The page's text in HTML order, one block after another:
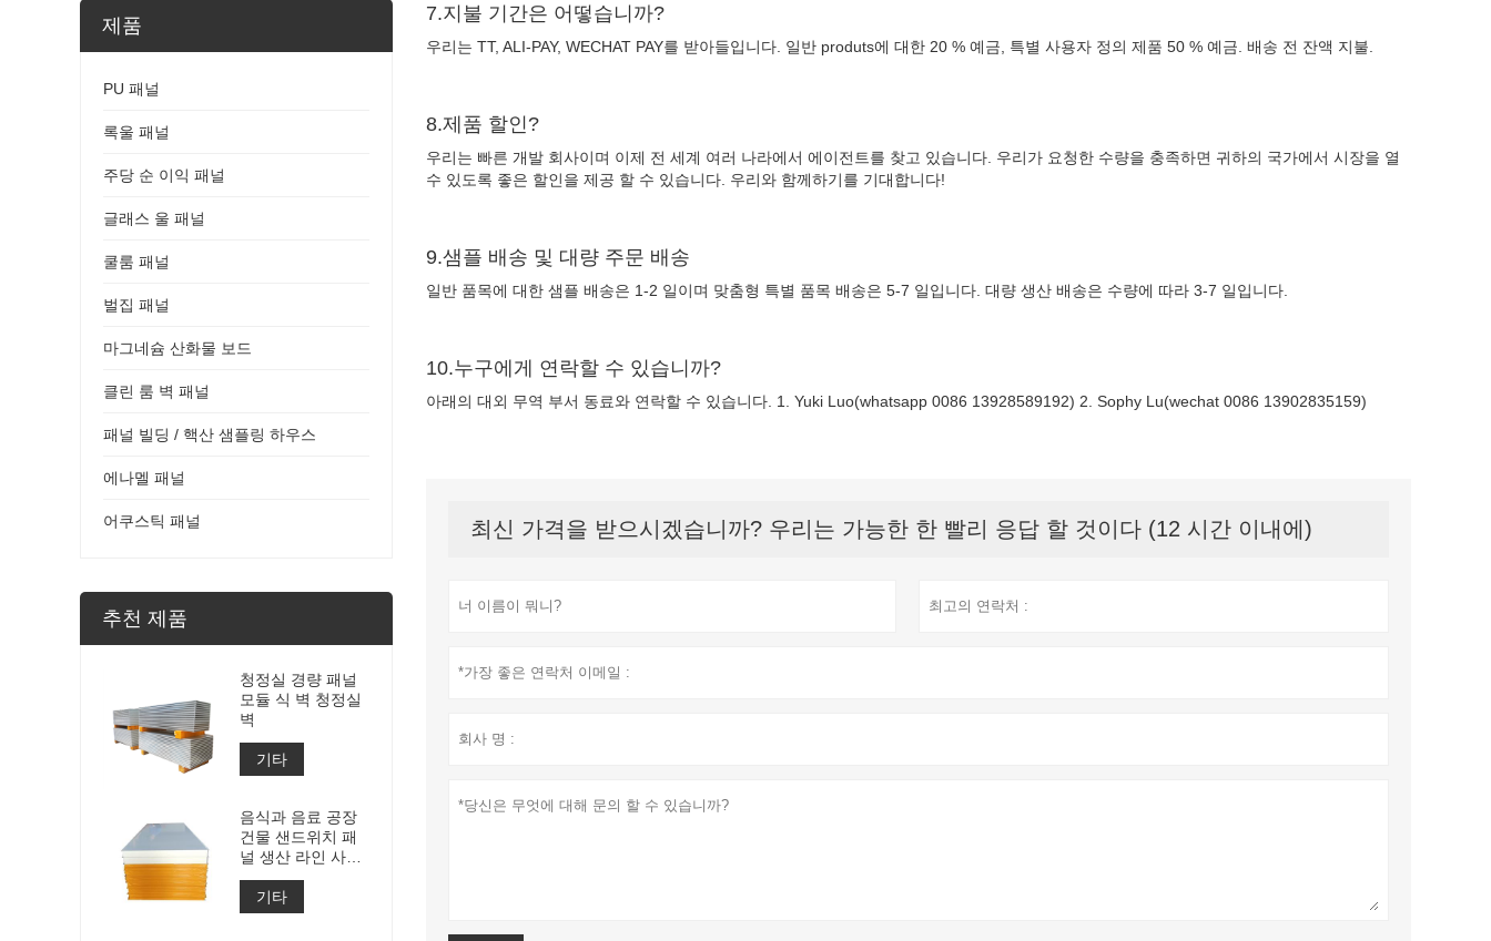
7.지불 기간은 어떻습니까?
우리는 TT, ALI-PAY, WECHAT PAY를 받아들입니다. 일반 produts에 대한 20 % 예금, 특별 사용자 정의 제품 50 % 예금. 배송 전 잔액 지불.
8.제품 할인?
우리는 빠른 개발 회사이며 이제 전 세계 여러 나라에서 에이전트를 찾고 있습니다. 우리가 요청한 수량을 충족하면 귀하의 국가에서 시장을 열
수 있도록 좋은 할인을 제공 할 수 있습니다. 우리와 함께하기를 기대합니다!
9.샘플 배송 및 대량 주문 배송
일반 품목에 대한 샘플 배송은 1-2 일이며 맞춤형 특별 품목 배송은 5-7 일입니다. 대량 생산 배송은 수량에 따라 3-7 일입니다.
10.누구에게 연락할 수 있습니까?
아래의 대외 무역 부서 동료와 연락할 수 있습니다. 1. Yuki Luo(whatsapp 0086 13928589192) 2. Sophy Lu(wechat 0086 13902835159)
최신 가격을 받으시겠습니까? 우리는 가능한 한 빨리 응답 할 것이다 (12 시간 이내에)
제품
PU 패널
록울 패널
주당 순 이익 패널
글래스 울 패널
쿨룸 패널
벌집 패널
마그네슘 산화물 보드
클린 룸 벽 패널
패널 빌딩 / 핵산 샘플링 하우스
에나멜 패널
어쿠스틱 패널
추천 제품
청정실 경량 패널
모듈 식 벽 청정실
벽
기타
음식과 음료 공장
건물 샌드위치 패
널 생산 라인 사용
샌드위치 패널 Pu
기타